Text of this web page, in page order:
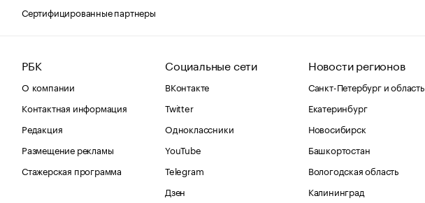
Сертифицированные партнеры
РБК
О компании
Контактная информация
Редакция
Размещение рекламы
Стажерская программа
Социальные сети
ВКонтакте
Twitter
Одноклассники
YouTube
Telegram
Дзен
Новости регионов
Санкт-Петербург и область
Екатеринбург
Новосибирск
Башкортостан
Вологодская область
Калининград